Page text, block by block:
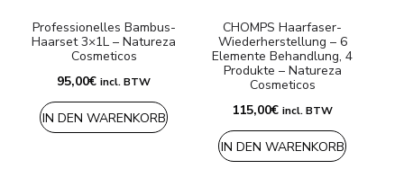
Professionelles Bambus-
Haarset 3×1L – Natureza
Cosmeticos
95,00€ incl. BTW
IN DEN WARENKORB
CHOMPS Haarfaser-
Wiederherstellung – 6
Elemente Behandlung, 4
Produkte – Natureza
Cosmeticos
115,00€ incl. BTW
IN DEN WARENKORB